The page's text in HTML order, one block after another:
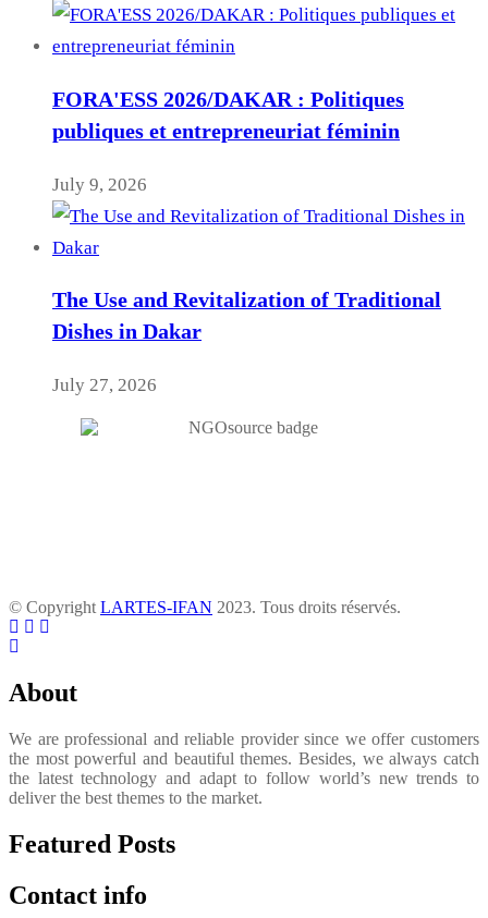
FORA'ESS 2026/DAKAR : Politiques
publiques et entrepreneuriat féminin
July 9, 2026
The Use and Revitalization of Traditional
Dishes in Dakar
July 27, 2026
© Copyright LARTES-IFAN 2023. Tous droits réservés.
About
We are professional and reliable provider since we offer customers
the most powerful and beautiful themes. Besides, we always catch
the latest technology and adapt to follow world’s new trends to
deliver the best themes to the market.
Featured Posts
Contact info